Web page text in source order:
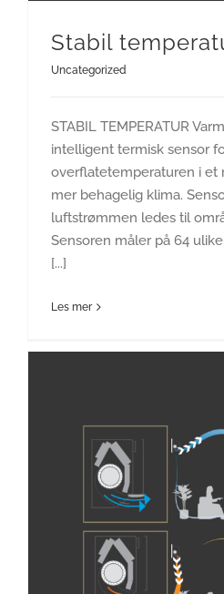
Stabil
Uncategorized
STABIL TEMPERATUR
intelligent termisk sensor
overflatetemperaturen i et
mer behagelig klima.
luftstrømmen ledes til
Sensoren måler på 64
[...]
Les mer